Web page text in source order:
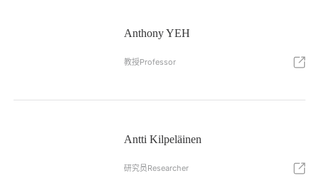
Anthony YEH
教授Professor
Antti Kilpeläinen
研究员Researcher